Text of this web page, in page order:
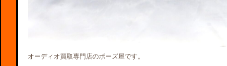
オーディオ買取専門店のボーズ屋です。